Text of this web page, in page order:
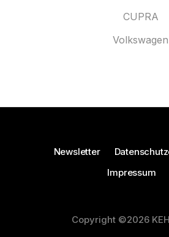
CUPRA
Volkswagen
Newsletter
Impressum
Copyright ©2026